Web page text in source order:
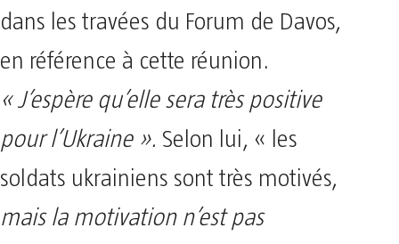
dans les travées du Forum de Davos,
en référence à cette réunion.
« J’espère qu’elle sera très positive
pour l’Ukraine ». Selon lui, « les
soldats ukrainiens sont très motivés,
mais la motivation n’est pas